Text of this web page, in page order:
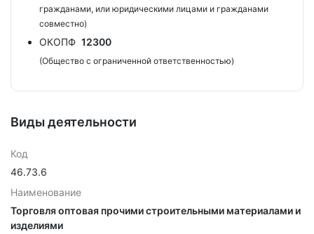
гражданами, или юридическими лицами и гражданами
совместно)
ОКОПФ 12300
(Общество с ограниченной ответственностью)
Виды деятельности
Код
46.73.6
Наименование
Торговля оптовая прочими строительными материалами и
изделиями